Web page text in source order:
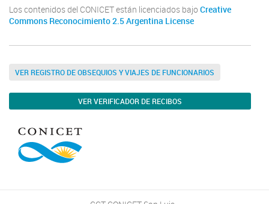
Los contenidos del CONICET están licenciados bajo Creative
Commons Reconocimiento 2.5 Argentina License
VER REGISTRO DE OBSEQUIOS Y VIAJES DE FUNCIONARIOS
VER VERIFICADOR DE RECIBOS